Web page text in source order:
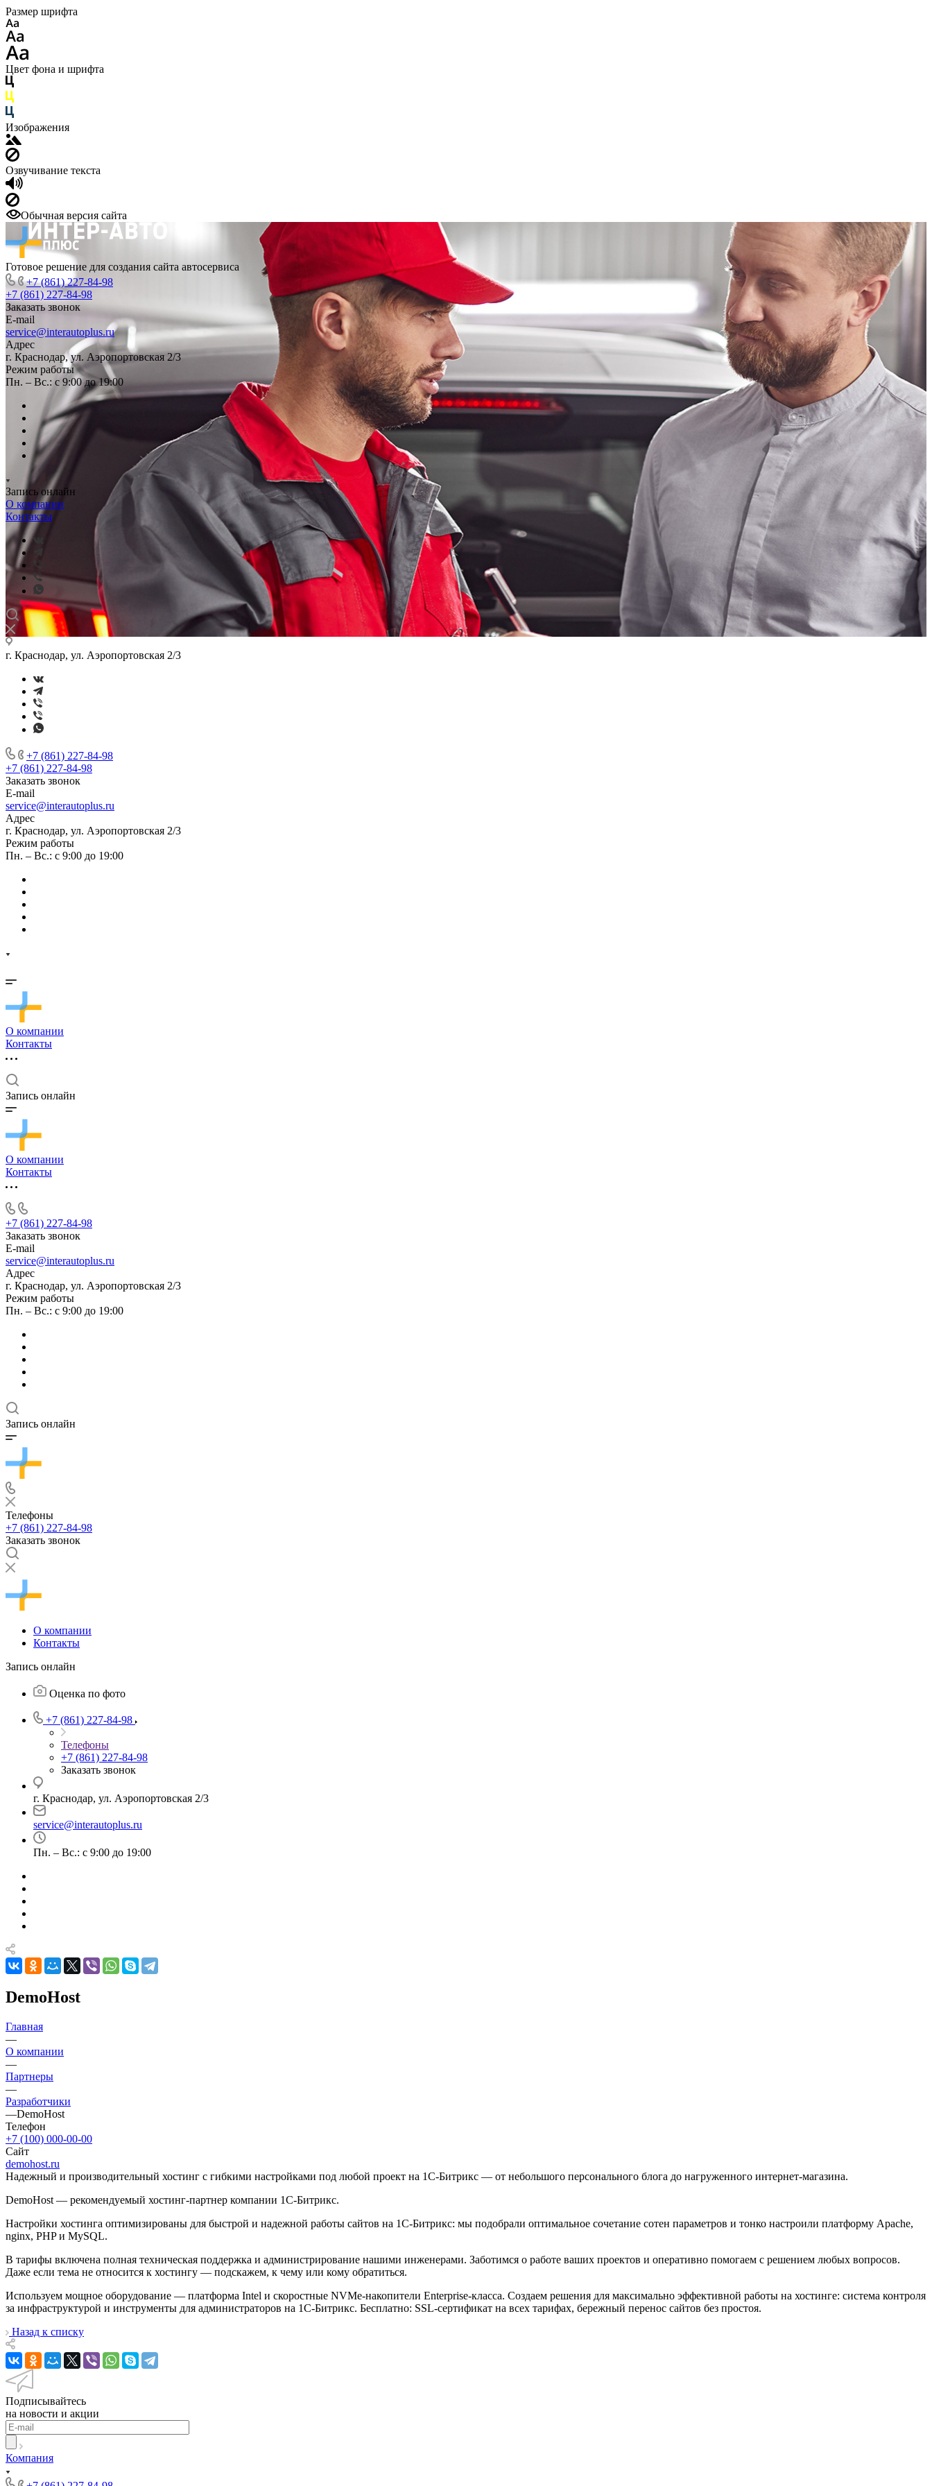
Размер шрифта
Цвет фона и шрифта
Изображения
Озвучивание текста
Обычная версия сайта
Готовое решение для создания сайта автосервиса
+7 (861) 227-84-98
+7 (861) 227-84-98
Заказать звонок
E-mail
service@interautoplus.ru
Адрес
г. Краснодар, ул. Аэропортовская 2/3
Режим работы
Пн. – Вс.: с 9:00 до 19:00
Запись онлайн
О компании
Контакты
г. Краснодар, ул. Аэропортовская 2/3
+7 (861) 227-84-98
+7 (861) 227-84-98
Заказать звонок
E-mail
service@interautoplus.ru
Адрес
г. Краснодар, ул. Аэропортовская 2/3
Режим работы
Пн. – Вс.: с 9:00 до 19:00
О компании
Контакты
Запись онлайн
О компании
Контакты
+7 (861) 227-84-98
Заказать звонок
E-mail
service@interautoplus.ru
Адрес
г. Краснодар, ул. Аэропортовская 2/3
Режим работы
Пн. – Вс.: с 9:00 до 19:00
Запись онлайн
Телефоны
+7 (861) 227-84-98
Заказать звонок
О компании
Контакты
Запись онлайн
Оценка по фото
+7 (861) 227-84-98
Телефоны
+7 (861) 227-84-98
Заказать звонок
г. Краснодар, ул. Аэропортовская 2/3
service@interautoplus.ru
Пн. – Вс.: с 9:00 до 19:00
DemoHost
Главная
—
О компании
—
Партнеры
—
Разработчики
—DemoHost
Телефон
+7 (100) 000-00-00
Сайт
demohost.ru
Надежный и производительный хостинг с гибкими настройками под любой проект на 1С-Битрикс — от небольшого персонального блога до нагруженного интернет-магазина.
DemoHost — рекомендуемый хостинг-партнер компании 1С-Битрикс.
Настройки хостинга оптимизированы для быстрой и надежной работы сайтов на 1С-Битрикс: мы подобрали оптимальное сочетание сотен параметров и тонко настроили платформу Apache,
nginx, PHP и MySQL.
В тарифы включена полная техническая поддержка и администрирование нашими инженерами. Заботимся о работе ваших проектов и оперативно помогаем с решением любых вопросов.
Даже если тема не относится к хостингу — подскажем, к чему или кому обратиться.
Используем мощное оборудование — платформа Intel и скоростные NVMe-накопители Enterprise-класса. Создаем решения для максимально эффективной работы на хостинге: система контроля
за инфраструктурой и инструменты для администраторов на 1С-Битрикс. Бесплатно: SSL-сертификат на всех тарифах, бережный перенос сайтов без простоя.
Назад к списку
Подписывайтесь
на новости и акции
Компания